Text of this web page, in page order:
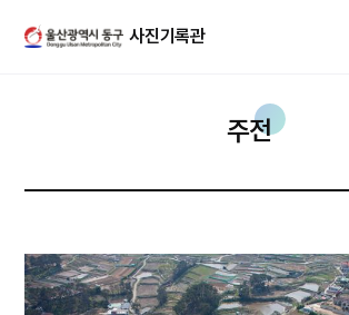
사진기록관
주전